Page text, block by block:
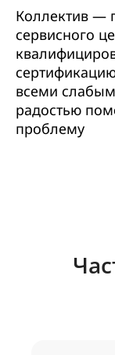
Коллектив —
сервисного
всеми
радостью
проблему